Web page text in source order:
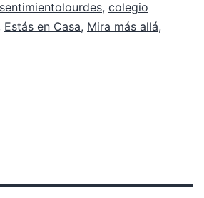
, colegio
Estás en Casa, Mira más allá,